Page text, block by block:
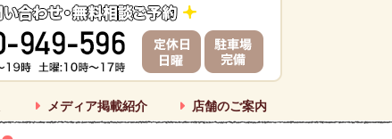
メディア掲載紹介 店舗のご案内